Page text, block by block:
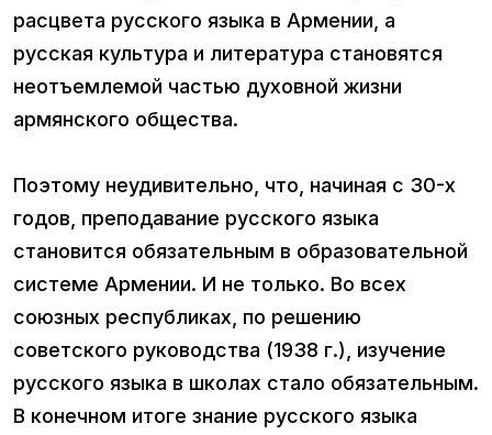
расцвета русского языка в Армении, а
русская культура и литература становятся
неотъемлемой частью духовной жизни
армянского общества.
Поэтому неудивительно, что, начиная с 30-х
годов, преподавание русского языка
становится обязательным в образовательной
системе Армении. И не только. Во всех
союзных республиках, по решению
советского руководства (1938 г.), изучение
русского языка в школах стало обязательным.
В конечном итоге знание русского языка